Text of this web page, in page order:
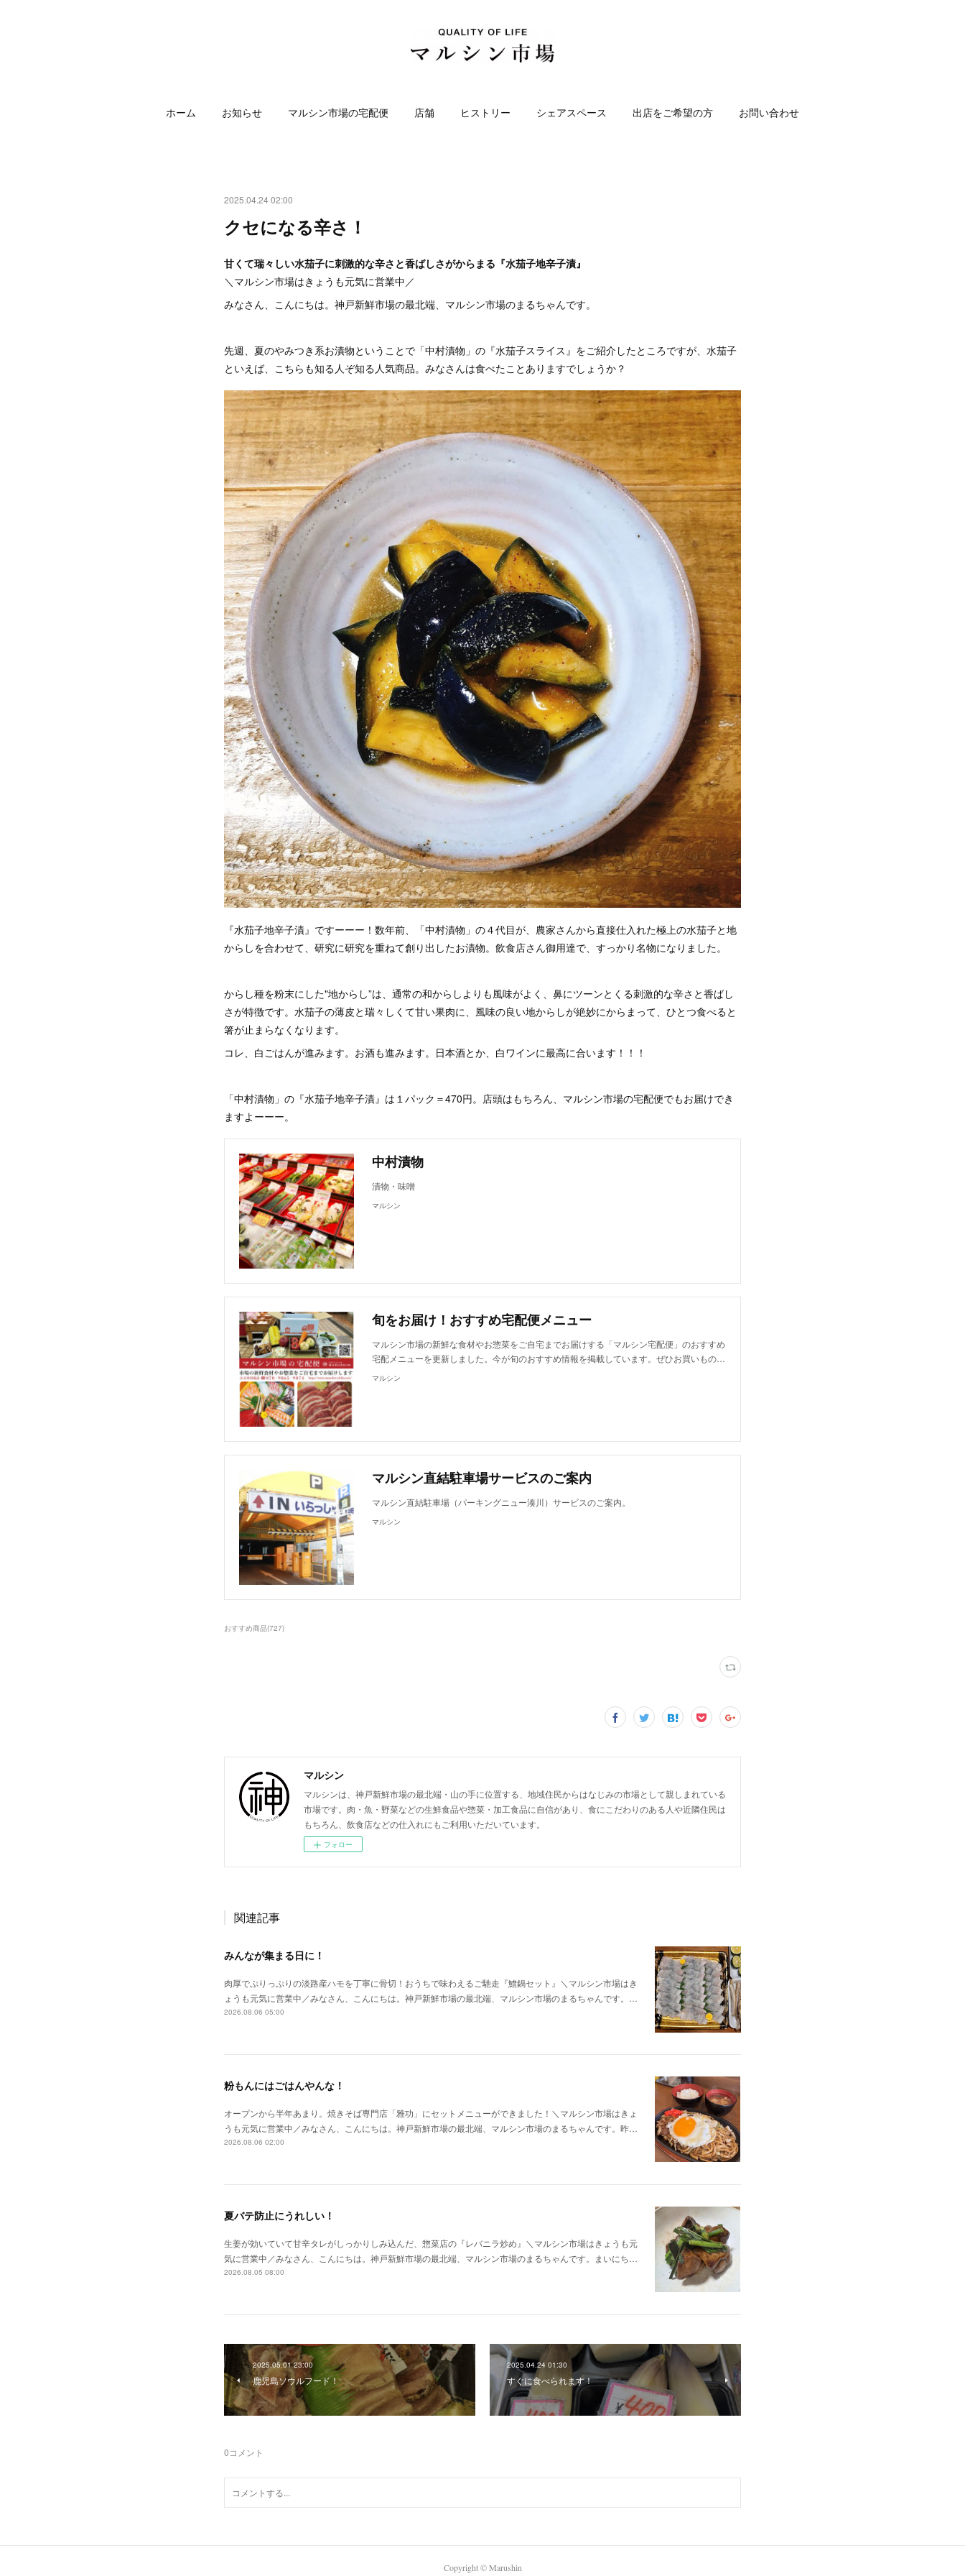
ホーム お知らせ マルシン市場の宅配便 店舗 ヒストリー シェアスペース 出店をご希望の方 お問い合わせ
2025.04.24 02:00
クセになる辛さ！
甘くて瑞々しい水茄子に刺激的な辛さと香ばしさがからまる『水茄子地辛子漬』
＼マルシン市場はきょうも元気に営業中／
みなさん、こんにちは。神戸新鮮市場の最北端、マルシン市場のまるちゃんです。
先週、夏のやみつき系お漬物ということで「中村漬物」の『水茄子スライス』をご紹介したところですが、水茄子
といえば、こちらも知る人ぞ知る人気商品。みなさんは食べたことありますでしょうか？
『水茄子地辛子漬』ですーーー！数年前、「中村漬物」の４代目が、農家さんから直接仕入れた極上の水茄子と地
からしを合わせて、研究に研究を重ねて創り出したお漬物。飲食店さん御用達で、すっかり名物になりました。
からし種を粉末にした"地からし”は、通常の和からしよりも風味がよく、鼻にツーンとくる刺激的な辛さと香ばし
さが特徴です。水茄子の薄皮と瑞々しくて甘い果肉に、風味の良い地からしが絶妙にからまって、ひとつ食べると
箸が止まらなくなります。
コレ、白ごはんが進みます。お酒も進みます。日本酒とか、白ワインに最高に合います！！！
「中村漬物」の『水茄子地辛子漬』は１パック＝470円。店頭はもちろん、マルシン市場の宅配便でもお届けでき
ますよーーー。
中村漬物
漬物・味噌
マルシン
旬をお届け！おすすめ宅配便メニュー
マルシン市場の新鮮な食材やお惣菜をご自宅までお届けする「マルシン宅配便」のおすすめ
宅配メニューを更新しました。今が旬のおすすめ情報を掲載しています。ぜひお買いもの…
マルシン
マルシン直結駐車場サービスのご案内
マルシン直結駐車場（パーキングニュー湊川）サービスのご案内。
マルシン
おすすめ商品(727)
マルシン
マルシンは、神戸新鮮市場の最北端・山の手に位置する、地域住民からはなじみの市場として親しまれている
市場です。肉・魚・野菜などの生鮮食品や惣菜・加工食品に自信があり、食にこだわりのある人や近隣住民は
もちろん、飲食店などの仕入れにもご利用いただいています。
フォロー
関連記事
みんなが集まる日に！
肉厚でぷりっぷりの淡路産ハモを丁寧に骨切！おうちで味わえるご馳走『鱧鍋セット』＼マルシン市場はき
ょうも元気に営業中／みなさん、こんにちは。神戸新鮮市場の最北端、マルシン市場のまるちゃんです。…
2026.08.06 05:00
粉もんにはごはんやんな！
オープンから半年あまり。焼きそば専門店「雅功」にセットメニューができました！＼マルシン市場はきょ
うも元気に営業中／みなさん、こんにちは。神戸新鮮市場の最北端、マルシン市場のまるちゃんです。昨…
2026.08.06 02:00
夏バテ防止にうれしい！
生姜が効いていて甘辛タレがしっかりしみ込んだ、惣菜店の『レバニラ炒め』＼マルシン市場はきょうも元
気に営業中／みなさん、こんにちは。神戸新鮮市場の最北端、マルシン市場のまるちゃんです。まいにち…
2026.08.05 08:00
2025.05.01 23:00
鹿児島ソウルフード！
2025.04.24 01:30
すぐに食べられます！
0コメント
Copyright ©︎ Marushin